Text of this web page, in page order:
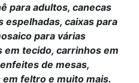
para adultos, canecas
espelhadas, caixas para
para várias
em tecido, carrinhos em
de mesas,
feltro e muito mais.